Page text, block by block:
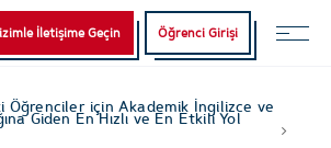
İletişime Geçin Öğrenci Girişi
Öğrenciler için Akademik İngilizce ve
Giden En Hızlı ve En Etkili Yol